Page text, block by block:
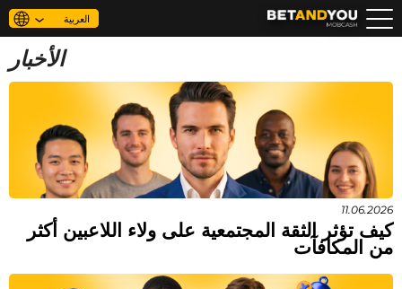
الأسئلة الأكثر شيوعًا
الأخبار
جهات الاتصال
العربية
الأخبار
11.06.2026
كيف تؤثر الثقة المجتمعية على ولاء اللاعبين أكثر
من المكافآت